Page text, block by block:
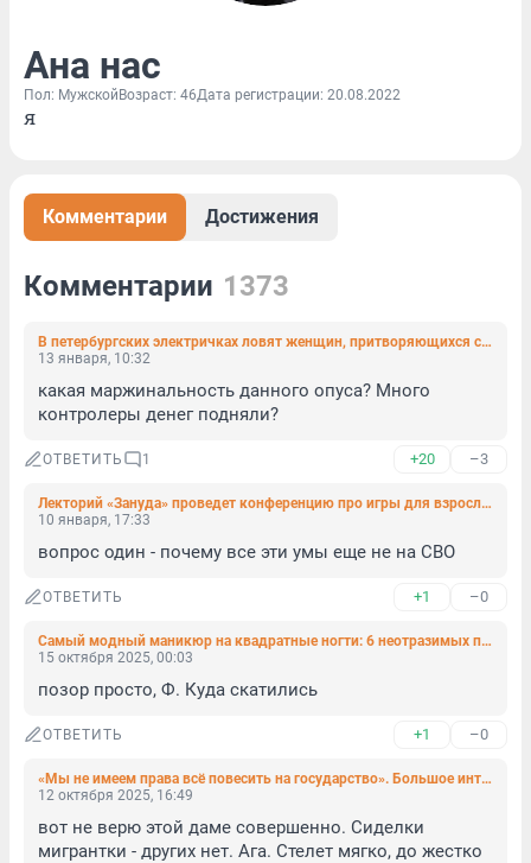
Ана нас
Пол: Мужской Возраст: 46Дата регистрации: 20.08.2022
я
Комментарии Достижения
Комментарии 1373
В петербургских электричках ловят женщин, притворяющихся студентками
13 января, 10:32
какая маржинальность данного опуса? Много
контролеры денег подняли?
ОТВЕТИТЬ 1 +20 –3
Лекторий «Зануда» проведет конференцию про игры для взрослых
10 января, 17:33
вопрос один - почему все эти умы еще не на СВО
ОТВЕТИТЬ +1 –0
Самый модный маникюр на квадратные ногти: 6 неотразимых поводов записаться на ноготочки
15 октября 2025, 00:03
позор просто, Ф. Куда скатились
ОТВЕТИТЬ +1 –0
«Мы не имеем права всё повесить на государство». Большое интервью с Нютой Федермессер о помощи тем, кто стоит на пороге смерти
12 октября 2025, 16:49
вот не верю этой даме совершенно. Сиделки
мигрантки - других нет. Ага. Стелет мягко, до жестко